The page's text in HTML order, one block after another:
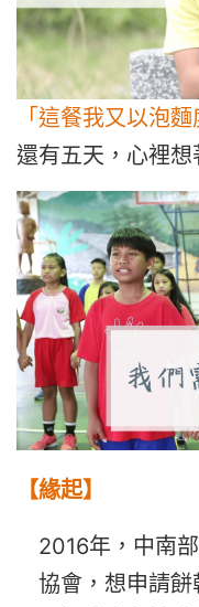
「這餐我又以泡麵
還有五天， 心裡
【緣起】
2016年，中南
協會，想申請